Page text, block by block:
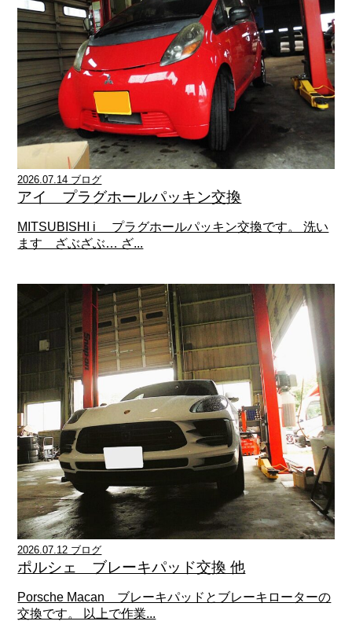
2026.07.14 ブログ
アイ プラグホールパッキン交換
MITSUBISHI i プラグホールパッキン交換です。 洗い
ます ざぶざぶ… ざ...
2026.07.12 ブログ
ポルシェ ブレーキパッド交換 他
Porsche Macan ブレーキパッドとブレーキローターの
交換です。 以上で作業...